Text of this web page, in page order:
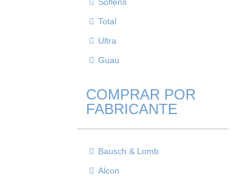
Total
Ultra
Guau
COMPRAR POR
FABRICANTE
Bausch & Lomb
Alcon